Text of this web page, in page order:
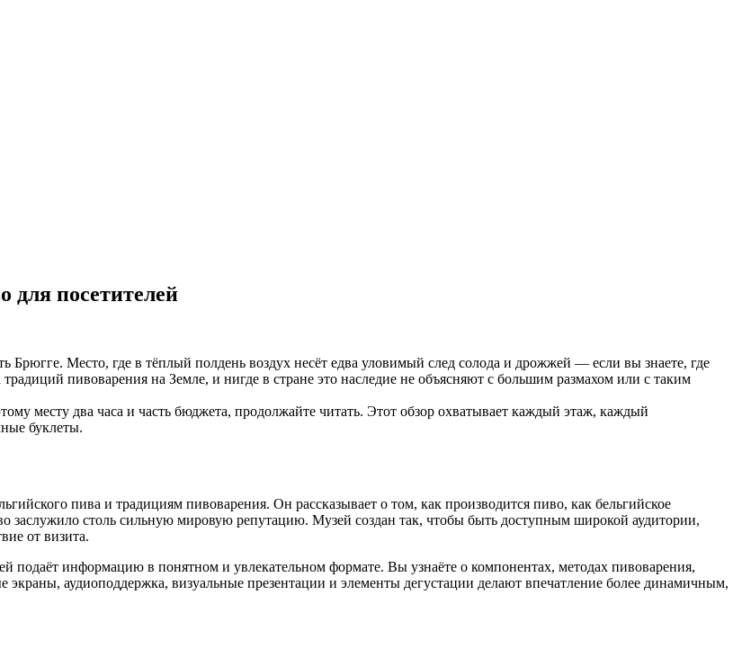
для посетителей
Брюгге. Место, где в тёплый полдень воздух несёт едва уловимый след солода и дрожжей — если вы знаете, где
пивоварения на Земле, и нигде в стране это наследие не объясняют с большим размахом или с таким
месту два часа и часть бюджета, продолжайте читать. Этот обзор охватывает каждый этаж, каждый
буклеты.
пива и традициям пивоварения. Он рассказывает о том, как производится пиво, как бельгийское
заслужило столь сильную мировую репутацию. Музей создан так, чтобы быть доступным широкой аудитории,
от визита.
подаёт информацию в понятном и увлекательном формате. Вы узнаёте о компонентах, методах пивоварения,
аудиоподдержка, визуальные презентации и элементы дегустации делают впечатление более динамичным,